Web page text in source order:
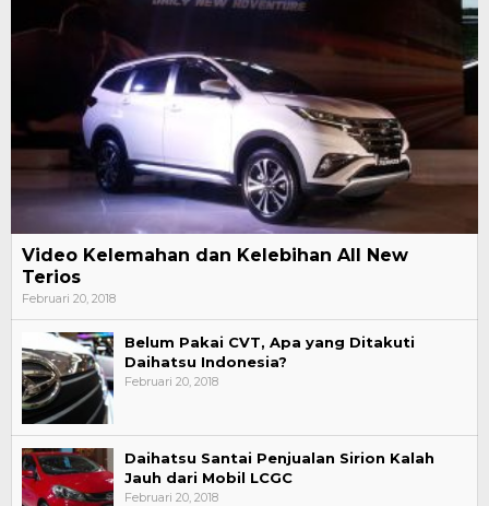
Video Kelemahan dan Kelebihan All New
Terios
Februari 20, 2018
Belum Pakai CVT, Apa yang Ditakuti
Daihatsu Indonesia?
Februari 20, 2018
Daihatsu Santai Penjualan Sirion Kalah
Jauh dari Mobil LCGC
Februari 20, 2018